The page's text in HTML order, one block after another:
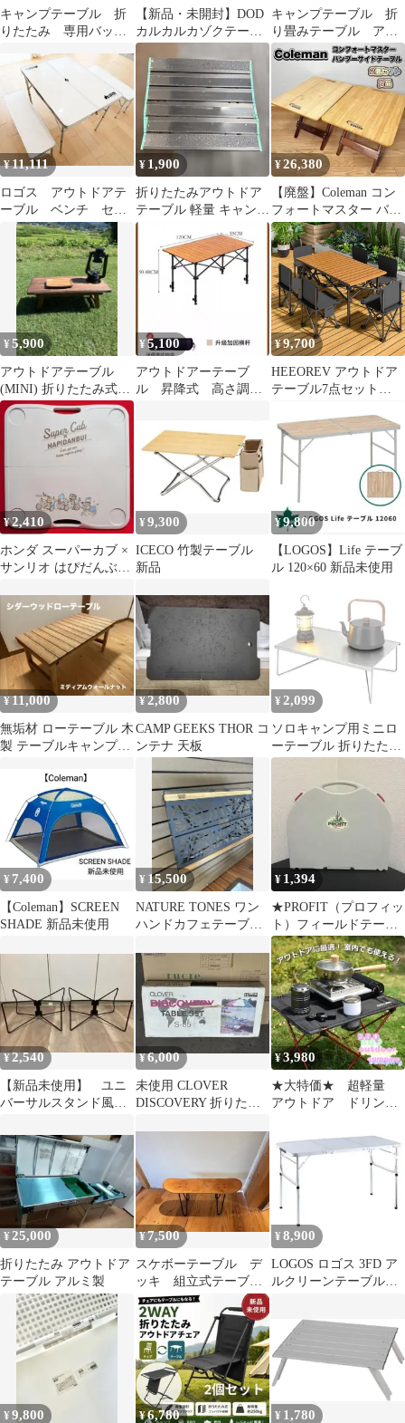
キャンプテーブル 折
りたたみ 専用バッグ
【新品・未開封】DOD
カルカルカゾクテーブ
ル TB6-076-BK
キャンプテーブル 折
り畳みテーブル アウ
トドアテーブル
¥11,111
ロゴス アウトドアテ
ーブル ベンチ セッ
¥ 1,900
折りたたみアウトドア
テーブル 軽量 キャンプ
レジャー ベランダ サイ
ドテーブル
¥26,380
【廃盤】Coleman コン
フォートマスター バン
ブーサイドテーブル 2
個セット
¥5,900
アウトドアテーブル
(MINI) 折りたたみ式
ハンドメイド アンテ
ィーク
¥5,100
アウトドアーテーブ
ル 昇降式 高さ調節
¥9,700
HEEOREV アウトドア
テーブル7点セット
チェア6脚付 キャンプ
BBQピクニック防災に
自動運転ツアーに最適
頑丈組立簡単
¥2,410
ホンダ スーパーカブ ×
サンリオ はぴだんぶい
¥9,300
ICECO 竹製テーブル
新品
¥9,800
【LOGOS】Life テーブ
ル 120×60 新品未使用
¥11,000
無垢材 ローテーブル 木
製 テーブルキャンプハ
¥2,800
CAMP GEEKS THOR コ
ンテナ 天板
¥ 2,099
ソロキャンプ用ミニロ
ーテーブル 折りたたみ
軽量アルミ製 コンパク
ト1秒展開 白
¥ 7,400
【Coleman】SCREEN
SHADE 新品未使用
¥ 15,500
NATURE TONES ワン
ハンドカフェテーブル
¥ 1,394
★PROFIT（プロフィッ
ト）フィールドテーブ
ル / アウトドア収納テ
ーブル
¥2,540
【新品未使用】 ユニ
バーサルスタンド風
ラースタンド ２個
¥6,000
未使用 CLOVER
DISCOVERY 折りたた
¥3,980
★大特価★ 超軽量
アウトドア ドリンク
プ テーブル
¥25,000
折りたたみ アウトドア
テーブル アルミ製
¥7,500
スケボーテーブル デ
ッキ 組立式テーブ
ル アイアン脚 アウ
トドア対応 木製
¥ 8,900
LOGOS ロゴス 3FD ア
ルクリーンテーブル
¥9,800 ¥6,780 ¥ 1,780